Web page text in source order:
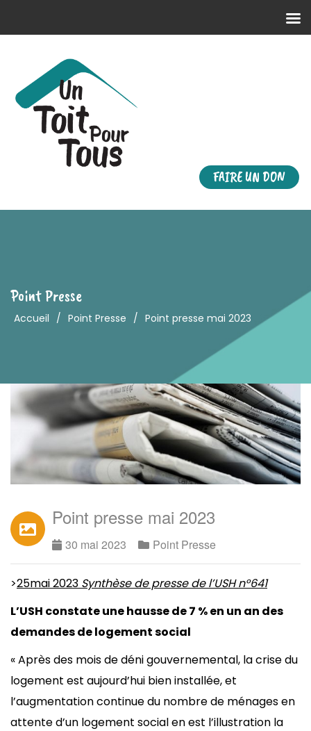
FAIRE UN DON
Point Presse
Accueil / Point Presse / Point presse mai 2023
Point presse mai 2023
30 mai 2023 Point Presse
>25mai 2023 Synthèse de presse de l’USH n°641
L’USH constate une hausse de 7 % en un an des
demandes de logement social
« Après des mois de déni gouvernemental, la crise du
logement est aujourd’hui bien installée, et
l’augmentation continue du nombre de ménages en
attente d’un logement social en est l’illustration la